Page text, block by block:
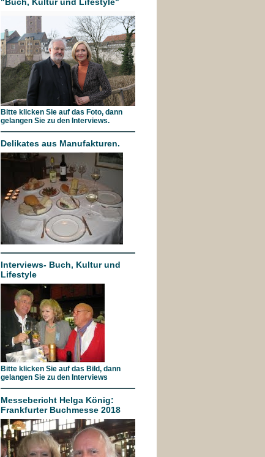
Bitte klicken Sie auf das Foto, dann
gelangen Sie zu den Interviews.
Delikates aus Manufakturen.
Interviews- Buch, Kultur und
Lifestyle
Bitte klicken Sie auf das Bild, dann
gelangen Sie zu den Interviews
Messebericht Helga König:
Frankfurter Buchmesse 2018